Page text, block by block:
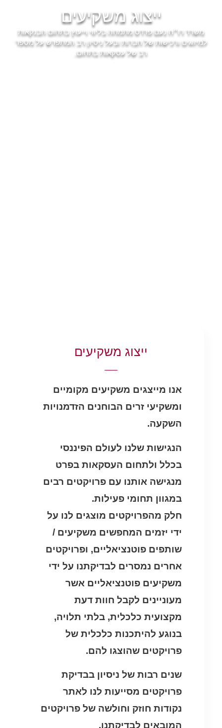
ייצוג משקיעים
משרד רו״ח נעם פרדס מתמחה בליווי וייעוץ בתחום הבנקאות
למיזוגים ורכישות של חברות ובעל ניסיון רב המתפרש על מספר
רב של עסקאות בתחום.
ייצוג משקיעים
אנו מייצגים משקיעים מקומיים
ומשקיעי זרים הבוחנים הזדמנויות
השקעה.
הנגישות שלנו לעולם הפיננסי
בכלל ולתחום העסקאות בפרט
מנגישה אותנו עם פרויקטים רבים
במגוון תחומי פעילות.
חלק מהפרויקטים מוצגים לנו על
ידי יזמים המחפשים משקיעים /
שותפים פוטנציאליים, ופרויקטים
אחרים נמסרים לבדיקתנו על ידי
משקיעים פוטנציאליים אשר
מעוניינים לקבל חוות דעת
מקצועית כלכלית, בלתי תלויה,
בנוגע להיתכנות כלכלית של
פרויקטים שהוצגו להם.
שנים רבות של ניסיון בבדיקת
פרויקטים מסייעות לנו לאתר
נקודות חוזק וחולשה של פרויקטים
המובאים לבדיקתנו.